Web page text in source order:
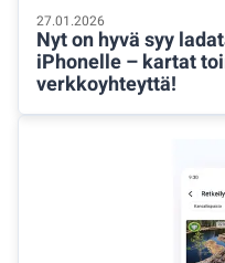
27.01.2026
Nyt on hyvä syy
iPhonelle – kartat
verkkoyhteyttä!